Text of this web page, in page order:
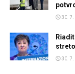
30. 7.
30. 7.